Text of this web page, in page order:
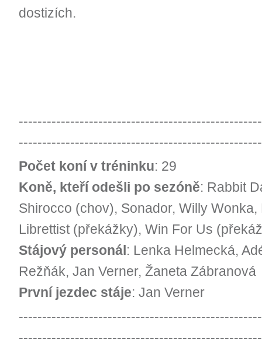
dostizích.
Počet koní v tréninku: 29
Koně, kteří odešli po sezóně: Rabbit
Shirocco (chov), Sonador, Willy
Librettist (překážky), Win For Us
Stájový personál : Lenka Helmecká,
Režňák, Jan Verner, Žaneta Zábranová
První jezdec stáje: Jan Verner